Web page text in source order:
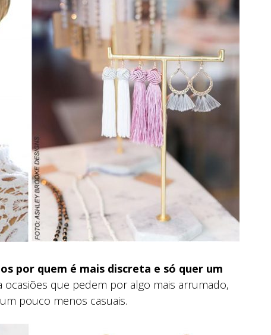
por quem é mais discreta e só quer um
ocasiões que pedem por algo mais arrumado,
pouco menos casuais.